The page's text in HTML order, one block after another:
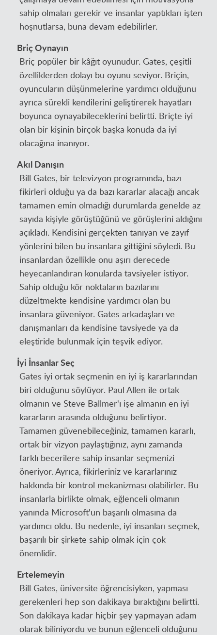
sahip olmaları gerekir ve insanlar yaptıkları işten
hoşnutlarsa, buna devam edebilirler.
Briç Oynayın
Briç popüler bir kâğıt oyunudur. Gates, çeşitli
özelliklerden dolayı bu oyunu seviyor. Briçin,
oyuncuların düşünmelerine yardımcı olduğunu
ayrıca sürekli kendilerini geliştirerek hayatları
boyunca oynayabileceklerini belirtti. Briçte iyi
olan bir kişinin birçok başka konuda da iyi
olacağına inanıyor.
Akıl Danışın
Bill Gates, bir televizyon programında, bazı
fikirleri olduğu ya da bazı kararlar alacağı ancak
tamamen emin olmadığı durumlarda genelde az
sayıda kişiyle görüştüğünü ve görüşlerini aldığını
açıkladı. Kendisini gerçekten tanıyan ve zayıf
yönlerini bilen bu insanlara gittiğini söyledi. Bu
insanlardan özellikle onu aşırı derecede
heyecanlandıran konularda tavsiyeler istiyor.
Sahip olduğu kör noktaların bazılarını
düzeltmekte kendisine yardımcı olan bu
insanlara güveniyor. Gates arkadaşları ve
danışmanları da kendisine tavsiyede ya da
eleştiride bulunmak için teşvik ediyor.
İyi İnsanlar Seç
Gates iyi ortak seçmenin en iyi iş kararlarından
biri olduğunu söylüyor. Paul Allen ile ortak
olmanın ve Steve Ballmer'ı işe almanın en iyi
kararların arasında olduğunu belirtiyor.
Tamamen güvenebileceğiniz, tamamen kararlı,
ortak bir vizyon paylaştığınız, aynı zamanda
farklı becerilere sahip insanlar seçmenizi
öneriyor. Ayrıca, fikirleriniz ve kararlarınız
hakkında bir kontrol mekanizması olabilirler. Bu
insanlarla birlikte olmak, eğlenceli olmanın
yanında Microsoft'un başarılı olmasına da
yardımcı oldu. Bu nedenle, iyi insanları seçmek,
başarılı bir şirkete sahip olmak için çok
önemlidir.
Ertelemeyin
Bill Gates, üniversite öğrencisiyken, yapması
gerekenleri hep son dakikaya bıraktığını belirtti.
Son dakikaya kadar hiçbir şey yapmayan adam
olarak biliniyordu ve bunun eğlenceli olduğunu